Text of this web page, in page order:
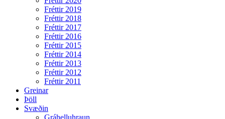
Fréttir 2019
Fréttir 2018
Fréttir 2017
Fréttir 2016
Fréttir 2015
Fréttir 2014
Fréttir 2013
Fréttir 2012
Fréttir 2011
Greinar
Þöll
Svæðin
Gráhelluhraun